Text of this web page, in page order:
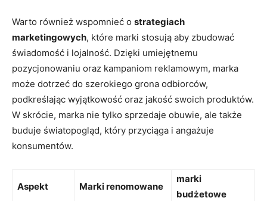
Warto również wspomnieć⁢ o​ strategiach
marketingowych, które ⁣marki stosują⁣ aby‍ zbudować ​
świadomość i lojalność.‌ Dzięki‍ umiejętnemu
pozycjonowaniu oraz kampaniom reklamowym, marka​
może ⁤dotrzeć‍ do szerokiego grona odbiorców,
podkreślając wyjątkowość⁢ oraz jakość swoich‌ produktów.
W skrócie, ⁤marka nie tylko sprzedaje ‌obuwie,‍ ale‍ także
‍buduje‌ światopogląd, ⁢który przyciąga i angażuje
konsumentów.
Aspekt Marki renomowane
marki
⁤budżetowe